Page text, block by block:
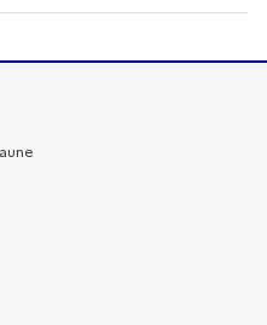
la démarche